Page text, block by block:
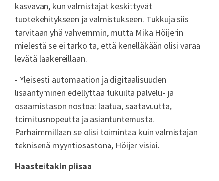
kasvavan, kun valmistajat keskittyvät
tuotekehitykseen ja valmistukseen. Tukkuja siis
tarvitaan yhä vahvemmin, mutta Mika Höijerin
mielestä se ei tarkoita, että kenelläkään olisi varaa
levätä laakereillaan.
- Yleisesti automaation ja digitaalisuuden
lisääntyminen edellyttää tukuilta palvelu- ja
osaamistason nostoa: laatua, saatavuutta,
toimitusnopeutta ja asiantuntemusta.
Parhaimmillaan se olisi toimintaa kuin valmistajan
teknisenä myyntiosastona, Höijer visioi.
Haasteitakin piisaa